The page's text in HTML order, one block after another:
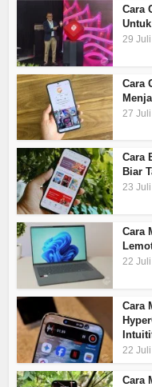
Cara
29
Cara
27
Cara
Biar
23
Cara
22
Cara
22
Cara